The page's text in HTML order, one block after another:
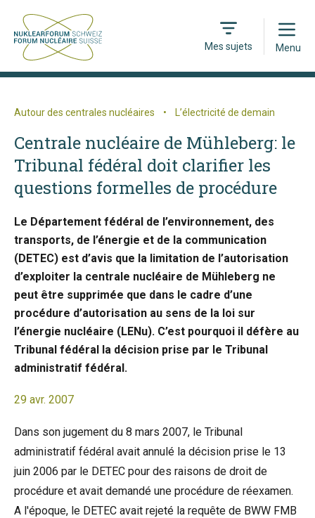
Mes sujets
Open
Menu
Autour des centrales nucléaires • L’électricité de demain
Centrale nucléaire de Mühleberg: le
Tribunal fédéral doit clarifier les
questions formelles de procédure
Le Département fédéral de l’environnement, des
transports, de l’énergie et de la communication
(DETEC) est d’avis que la limitation de l’autorisation
d’exploiter la centrale nucléaire de Mühleberg ne
peut être supprimée que dans le cadre d’une
procédure d’autorisation au sens de la loi sur
l’énergie nucléaire (LENu). C’est pourquoi il défère au
Tribunal fédéral la décision prise par le Tribunal
administratif fédéral.
29 avr. 2007
Dans son jugement du 8 mars 2007, le Tribunal
administratif fédéral avait annulé la décision prise le 13
juin 2006 par le DETEC pour des raisons de droit de
procédure et avait demandé une procédure de réexamen.
A l'époque, le DETEC avait rejeté la requête de BWW FMB